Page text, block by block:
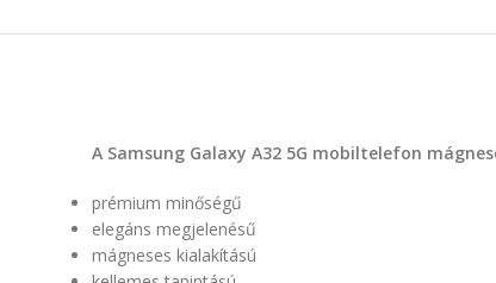
A Samsung Galaxy A32 5G mobiltelefon
prémium minőségű
elegáns megjelenésű
mágneses kialakítású